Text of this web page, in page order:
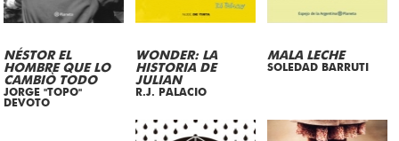
NÉSTOR EL
HOMBRE QUE LO
CAMBIÒ TODO
JORGE "TOPO"
DEVOTO
WONDER: LA
HISTORIA DE
JULIAN
R.J. PALACIO
MALA LECHE
SOLEDAD BARRUTI